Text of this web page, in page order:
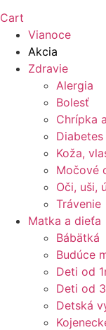
Cart
Vianoce
Akcia
Zdravie
Alergia
Bolesť
Chrípka
Diabetes
Koža,
Močové
Oči, uši,
Trávenie
Matka a dieťa
Bábätká
Budúce
Deti od
Deti od
Detská